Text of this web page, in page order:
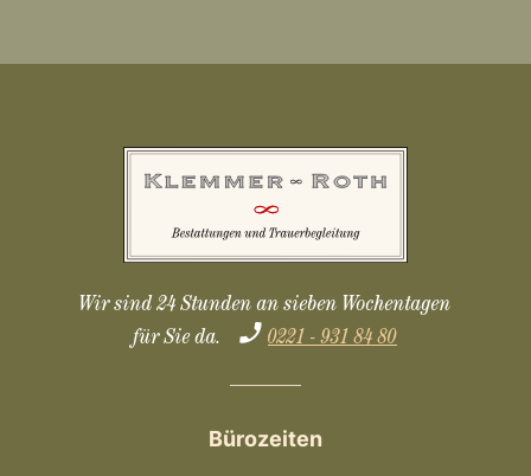
Wir sind 24 Stunden an sieben Wochentagen
für Sie da.
0221 - 931 84 80
Bürozeiten